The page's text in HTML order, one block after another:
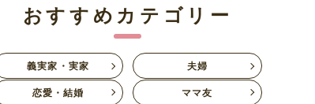
おすすめカテゴリー
義実家・実家
夫婦
恋愛・結婚
ママ友